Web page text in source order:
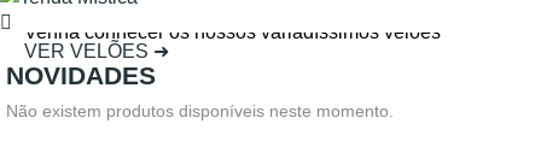
Venha conhecer os nossos variadíssimos velões
VER VELÕES ➜
NOVIDADES
Não existem produtos disponíveis neste momento.